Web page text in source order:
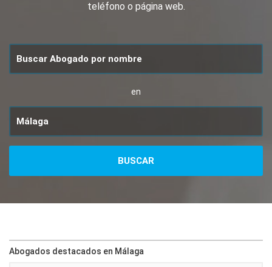
teléfono o página web.
en
Abogados destacados en Málaga